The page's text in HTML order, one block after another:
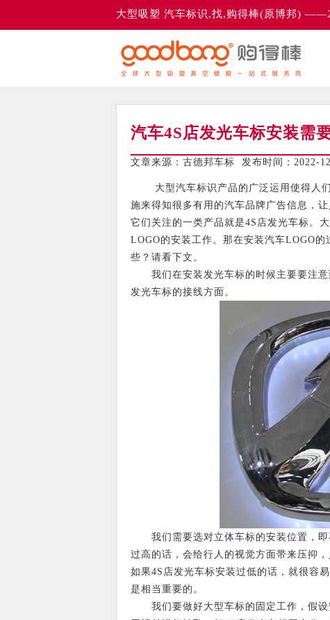
大型吸塑 汽车标识,找,购得棒(原博邦)
汽车4S店发光车标安装需
文章来源：古德邦车标 发布时间：2022-
大型汽车标识产品的广泛运用使得人们
施来得知很多有用的汽车品牌广告信息，
它们关注的一类产品就是4S店发光车标。
LOGO的安装工作。那在安装汽车LOGO的
些？请看下文。
我们在安装发光车标的时候主要要注意
发光车标的接线方面。
我们需要选对立体车标的安装位置，即
过高的话，会给行人的视觉方面带来压抑
如果4S店发光车标安装过低的话，就很容
是相当重要的。
我们要做好大型车标的固定工作，假设